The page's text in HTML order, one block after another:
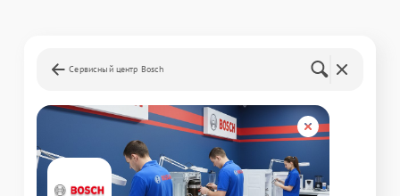
Сервисный центр Bosch